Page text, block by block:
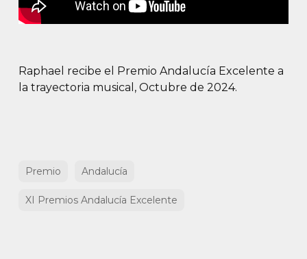
Raphael recibe el Premio Andalucía Excelente a
la trayectoria musical, Octubre de 2024.
Premio Andalucía
XI Premios Andalucía Excelente